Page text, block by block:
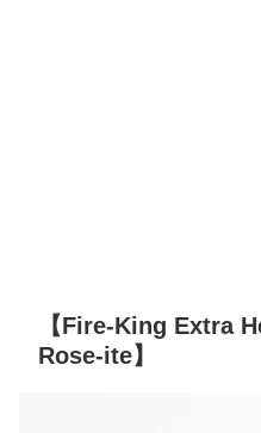
【Fire-King Extra
Rose-ite】